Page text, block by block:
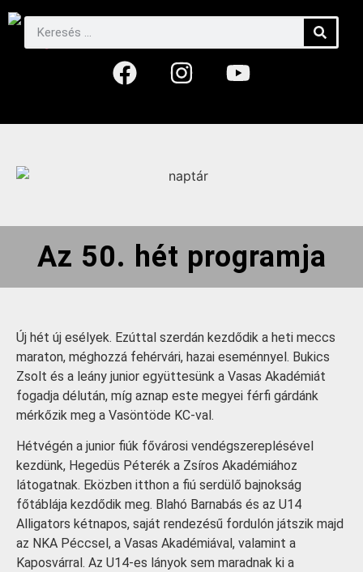
Az 50. hét programja
Új hét új esélyek. Ezúttal szerdán kezdődik a heti meccs
maraton, méghozzá fehérvári, hazai eseménnyel. Bukics
Zsolt és a leány junior együttesünk a Vasas Akadémiát
fogadja délután, míg aznap este megyei férfi gárdánk
mérkőzik meg a Vasöntöde KC-val.
Hétvégén a junior fiúk fővárosi vendégszereplésével
kezdünk, Hegedüs Péterék a Zsíros Akadémiához
látogatnak. Eközben itthon a fiú serdülő bajnokság
főtáblája kezdődik meg. Blahó Barnabás és az U14
Alligators kétnapos, saját rendezésű fordulón játszik majd
az NKA Péccsel, a Vasas Akadémiával, valamint a
Kaposvárral. Az U14-es lányok sem maradnak ki a